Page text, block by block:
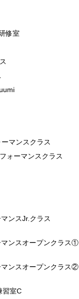
修室
マンスクラス
ォーマンスクラス
ンスJr.クラス
ンスオープンクラス①
ンスオープンクラス②
習室C